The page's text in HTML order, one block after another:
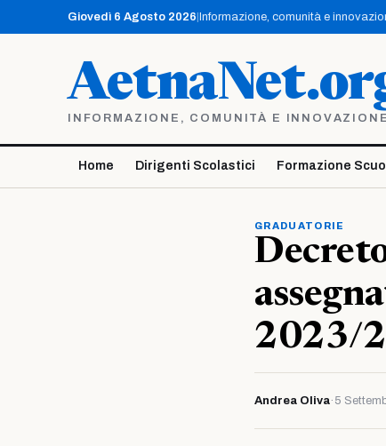
contenuto
Giovedì 6 Agosto 2026 Informazione, comunità e
INFORMAZIONE, COMUNITÀ E
Home Dirigenti Scolastici Formazione
GRADUATORIE
2023/
Andrea Oliva· 5